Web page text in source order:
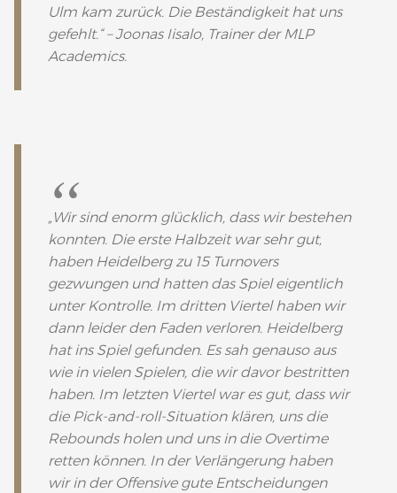
Ulm kam zurück. Die Beständigkeit hat uns
gefehlt.“ – Joonas Iisalo, Trainer der MLP
Academics.
„Wir sind enorm glücklich, dass wir bestehen
konnten. Die erste Halbzeit war sehr gut,
haben Heidelberg zu 15 Turnovers
gezwungen und hatten das Spiel eigentlich
unter Kontrolle. Im dritten Viertel haben wir
dann leider den Faden verloren. Heidelberg
hat ins Spiel gefunden. Es sah genauso aus
wie in vielen Spielen, die wir davor bestritten
haben. Im letzten Viertel war es gut, dass wir
die Pick-and-roll-Situation klären, uns die
Rebounds holen und uns in die Overtime
retten können. In der Verlängerung haben
wir in der Offensive gute Entscheidungen